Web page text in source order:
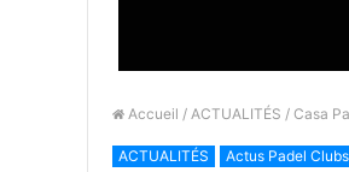
Accueil / ACTUALITÉS / Casa
ACTUALITÉS Actus Padel Clubs